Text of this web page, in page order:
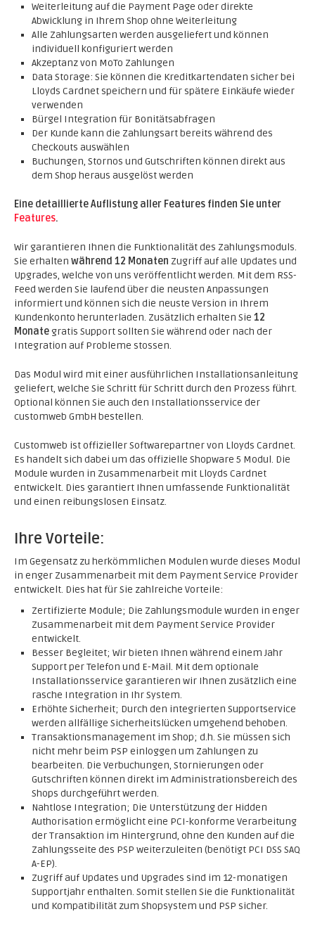
Weiterleitung auf die Payment Page oder direkte
Abwicklung in Ihrem Shop ohne Weiterleitung
Alle Zahlungsarten werden ausgeliefert und können
individuell konfiguriert werden
Akzeptanz von MoTo Zahlungen
Data Storage: Sie können die Kreditkartendaten sicher bei
Lloyds Cardnet speichern und für spätere Einkäufe wieder
verwenden
Bürgel Integration für Bonitätsabfragen
Der Kunde kann die Zahlungsart bereits während des
Checkouts auswählen
Buchungen, Stornos und Gutschriften können direkt aus
dem Shop heraus ausgelöst werden
Eine detaillierte Auflistung aller Features finden Sie unter
Features.
Wir garantieren Ihnen die Funktionalität des Zahlungsmoduls.
Sie erhalten während 12 Monaten Zugriff auf alle Updates und
Upgrades, welche von uns veröffentlicht werden. Mit dem RSS-
Feed werden Sie laufend über die neusten Anpassungen
informiert und können sich die neuste Version in Ihrem
Kundenkonto herunterladen. Zusätzlich erhalten Sie 12
Monategratis Support sollten Sie während oder nach der
Integration auf Probleme stossen.
Das Modul wird mit einer ausführlichen Installationsanleitung
geliefert, welche Sie Schritt für Schritt durch den Prozess führt.
Optional können Sie auch den Installationsservice der
customweb GmbH bestellen.
Customweb ist offizieller Softwarepartner von Lloyds Cardnet.
Es handelt sich dabei um das offizielle Shopware 5 Modul. Die
Module wurden in Zusammenarbeit mit Lloyds Cardnet
entwickelt. Dies garantiert Ihnen umfassende Funktionalität
und einen reibungslosen Einsatz.
Ihre Vorteile:
Im Gegensatz zu herkömmlichen Modulen wurde dieses Modul
in enger Zusammenarbeit mit dem Payment Service Provider
entwickelt. Dies hat für Sie zahlreiche Vorteile:
Zertifizierte Module; Die Zahlungsmodule wurden in enger
Zusammenarbeit mit dem Payment Service Provider
entwickelt.
Besser Begleitet; Wir bieten Ihnen während einem Jahr
Support per Telefon und E-Mail. Mit dem optionale
Installationsservice garantieren wir Ihnen zusätzlich eine
rasche Integration in Ihr System.
Erhöhte Sicherheit; Durch den integrierten Supportservice
werden allfällige Sicherheitslücken umgehend behoben.
Transaktionsmanagement im Shop; d.h. Sie müssen sich
nicht mehr beim PSP einloggen um Zahlungen zu
bearbeiten. Die Verbuchungen, Stornierungen oder
Gutschriften können direkt im Administrationsbereich des
Shops durchgeführt werden.
Nahtlose Integration; Die Unterstützung der Hidden
Authorisation ermöglicht eine PCI-konforme Verarbeitung
der Transaktion im Hintergrund, ohne den Kunden auf die
Zahlungsseite des PSP weiterzuleiten (benötigt PCI DSS SAQ
A-EP).
Zugriff auf Updates und Upgrades sind im 12-monatigen
Supportjahr enthalten. Somit stellen Sie die Funktionalität
und Kompatibilität zum Shopsystem und PSP sicher.